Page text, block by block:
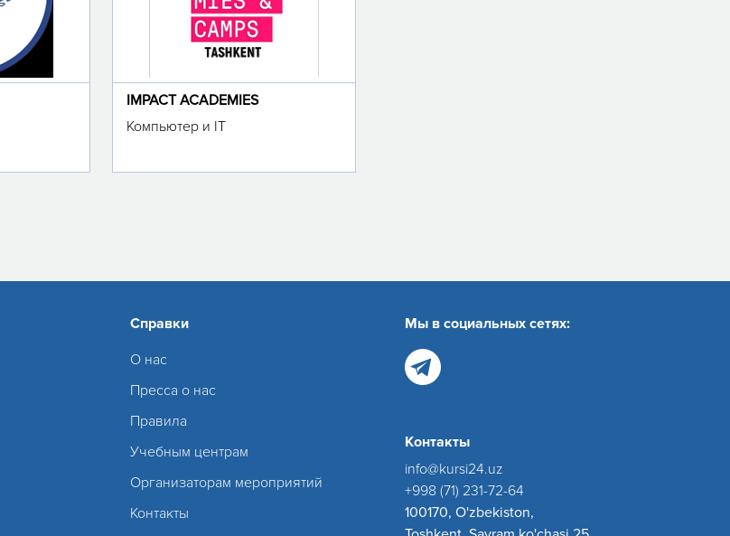
IMPACT ACADEMIES
Компьютер и IT
Справки
О нас
Пресса о нас
Правила
Учебным центрам
Организаторам мероприятий
Контакты
Мы в социальных сетях:
Контакты
info@kursi24.uz
+998 (71) 231-72-64
100170, O'zbekiston,